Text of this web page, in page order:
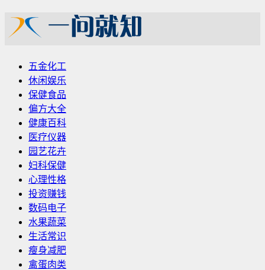
五金化工
休闲娱乐
保健食品
偏方大全
健康百科
医疗仪器
园艺花卉
妇科保健
心理性格
投资赚钱
数码电子
水果蔬菜
生活常识
瘦身减肥
禽蛋肉类